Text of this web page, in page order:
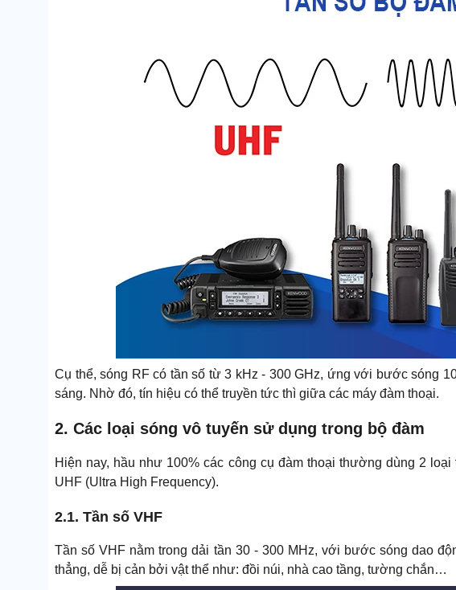
Cụ thể, sóng RF có tần số từ 3 kHz - 300 GHz, ứng với bước sóng
sáng. Nhờ đó, tín hiệu có thể truyền tức thì giữa các máy đàm thoại.
2. Các loại sóng vô tuyến sử dụng trong bộ đàm
Hiện nay, hầu như 100% các công cụ đàm thoại thường dùng 2
UHF (Ultra High Frequency).
2.1. Tần số VHF
Tần số VHF nằm trong dải tần 30 - 300 MHz, với bước sóng dao
thẳng, dễ bị cản bởi vật thể như: đồi núi, nhà cao tầng, tường chắn…